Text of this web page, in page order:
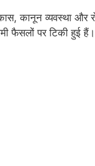
कानून व्यवस्था
फैसलों पर टिकी हुई हैं।